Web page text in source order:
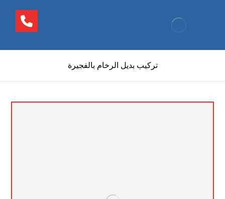
تركيب بديل الرخام بالفجيرة